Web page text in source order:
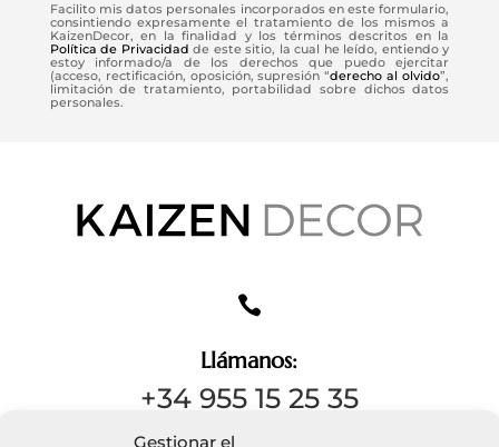
Gestionar el
Facilito mis datos personales incorporados en este formulario,
consintiendo expresamente el tratamiento de los mismos a
KaizenDecor, en la finalidad y los términos descritos en la
Política de Privacidad de este sitio, la cual he leído, entiendo y
estoy informado/a de los derechos que puedo ejercitar
(acceso, rectificación, oposición, supresión “derecho al olvido”,
limitación de tratamiento, portabilidad sobre dichos datos
personales.

Llámanos:
+34 955 15 25 35